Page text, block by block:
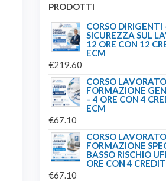
PRODOTTI
CORSO DIRIGENTI
SICUREZZA SUL
12 ORE CON 12
ECM
€219.60
CORSO
FORMAZIONE
– 4 ORE CON 4
ECM
€67.10
CORSO
FORMAZIONE
BASSO RISCHIO
ORE CON 4
€67.10